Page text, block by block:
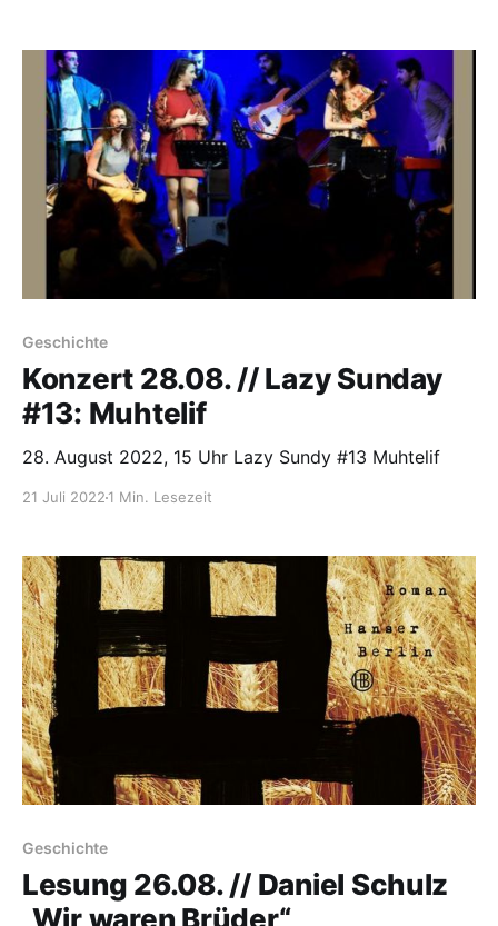
Geschichte
Konzert 28.08. // Lazy Sunday
#13: Muhtelif
28. August 2022, 15 Uhr Lazy Sundy #13 Muhtelif
21 Juli 2022 1 Min. Lesezeit
Geschichte
Lesung 26.08. // Daniel Schulz